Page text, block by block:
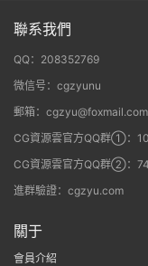
聯系我們
QQ：208352769
微信号：cgzyunu
郵箱：cgzyu@foxmail.com
CG資源雲官方QQ群①：
CG資源雲官方QQ群②：
進群驗證：cgzyu.com
關于
會員介紹